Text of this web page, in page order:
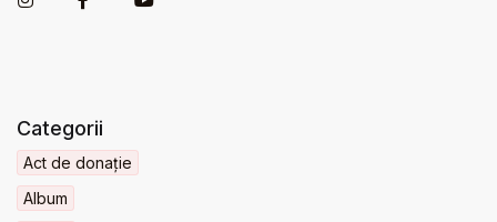
Categorii
Act de donație
Album